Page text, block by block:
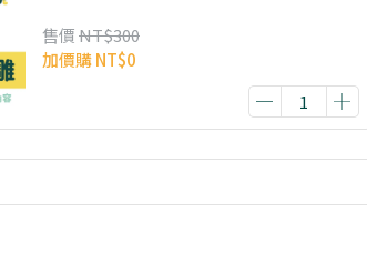
售價NT$300
加價購NT$0